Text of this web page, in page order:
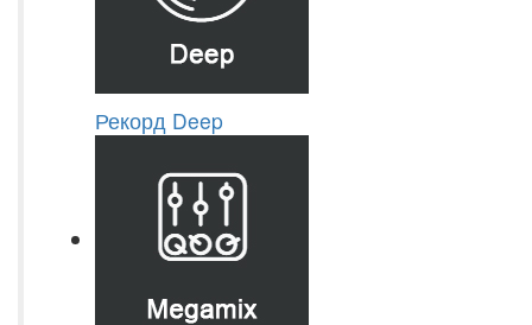
Рекорд Deep